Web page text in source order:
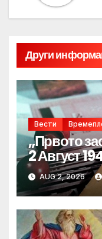
Други
Вести
„Првото
2 Август
AUG 2, 2026